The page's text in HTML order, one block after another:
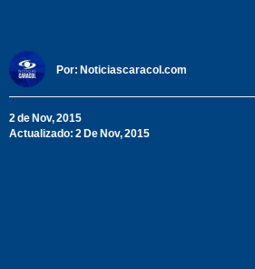
Por: Noticiascaracol.com
2 de Nov, 2015
Actualizado: 2 De Nov, 2015